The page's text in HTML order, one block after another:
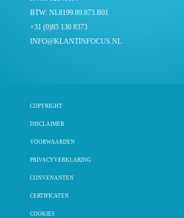
BTW: NL8199.89.873.B01
+31 (0)85 130 8373
INFO@KLANTINFOCUS.NL
COPYRIGHT
DISCLAIMER
VOORWAARDEN
PRIVACYVERKLARING
CONVENANTEN
CERTIFICATEN
COOKIES